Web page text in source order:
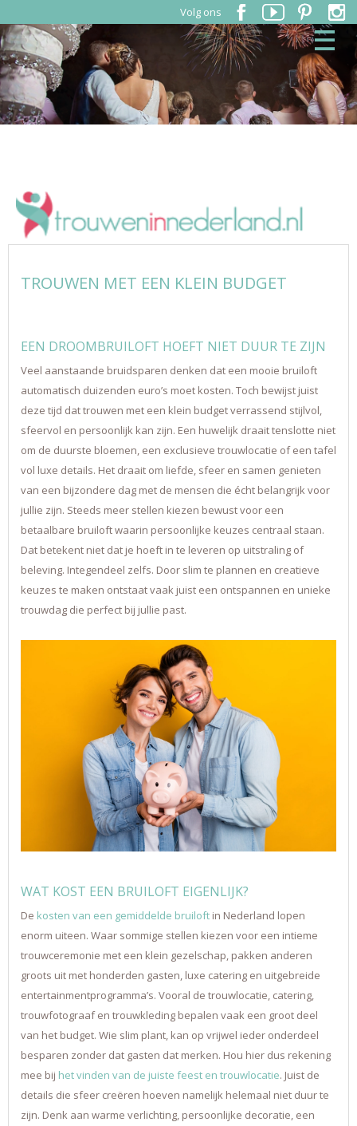
Volg ons
TROUWEN MET EEN KLEIN BUDGET
EEN DROOMBRUILOFT HOEFT NIET DUUR TE ZIJN
Veel aanstaande bruidsparen denken dat een mooie bruiloft
automatisch duizenden euro’s moet kosten. Toch bewijst juist
deze tijd dat trouwen met een klein budget verrassend stijlvol,
sfeervol en persoonlijk kan zijn. Een huwelijk draait tenslotte niet
om de duurste bloemen, een exclusieve trouwlocatie of een tafel
vol luxe details. Het draait om liefde, sfeer en samen genieten
van een bijzondere dag met de mensen die écht belangrijk voor
jullie zijn. Steeds meer stellen kiezen bewust voor een
betaalbare bruiloft waarin persoonlijke keuzes centraal staan.
Dat betekent niet dat je hoeft in te leveren op uitstraling of
beleving. Integendeel zelfs. Door slim te plannen en creatieve
keuzes te maken ontstaat vaak juist een ontspannen en unieke
trouwdag die perfect bij jullie past.
WAT KOST EEN BRUILOFT EIGENLIJK?
De kosten van een gemiddelde bruiloft in Nederland lopen
enorm uiteen. Waar sommige stellen kiezen voor een intieme
trouwceremonie met een klein gezelschap, pakken anderen
groots uit met honderden gasten, luxe catering en uitgebreide
entertainmentprogramma’s. Vooral de trouwlocatie, catering,
trouwfotograaf en trouwkleding bepalen vaak een groot deel
van het budget. Wie slim plant, kan op vrijwel ieder onderdeel
besparen zonder dat gasten dat merken. Hou hier dus rekening
mee bij het vinden van de juiste feest en trouwlocatie. Juist de
details die sfeer creëren hoeven namelijk helemaal niet duur te
zijn. Denk aan warme verlichting, persoonlijke decoratie, een